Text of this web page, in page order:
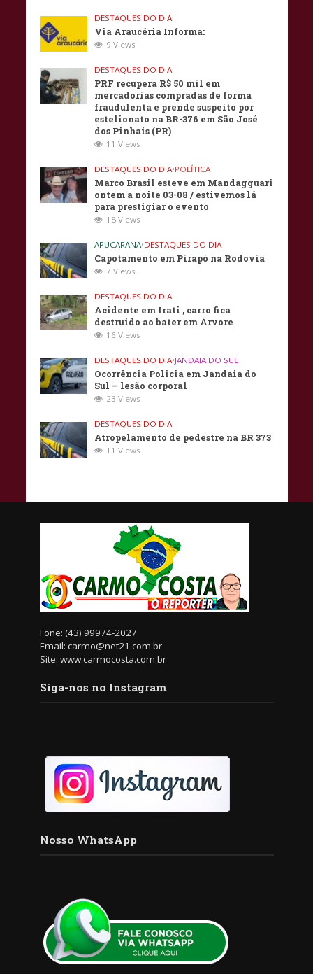
DESTAQUES DO DIA
Via Araucéria Informa:
9 Views
DESTAQUES DO DIA
PRF recupera R$ 50 mil em
mercadorias compradas de forma
fraudulenta e prende suspeito por
estelionato na BR-376 em São José
dos Pinhais (PR)
11 Views
DESTAQUES DO DIA•POLÍTICA
Marco Brasil esteve em Mandagguari
ontem a noite 03-08 / estivemos lá
para prestigiar o evento
18 Views
APUCARANA•DESTAQUES DO DIA
Capotamento em Pirapó na Rodovia
7 Views
DESTAQUES DO DIA
Acidente em Irati , carro fica
destruido ao bater em Árvore
16 Views
DESTAQUES DO DIA•JANDAIA DO SUL
Ocorrência Policia em Jandaia do
Sul – lesão corporal
23 Views
DESTAQUES DO DIA
Atropelamento de pedestre na BR 373
11 Views
Fone: (43) 99974-2027
Email: carmo@net21.com.br
Site: www.carmocosta.com.br
Siga-nos no Instagram
Nosso WhatsApp